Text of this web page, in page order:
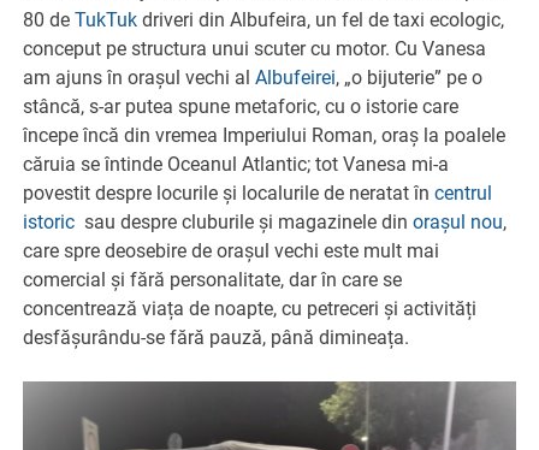
80 deTukTuk driveri din Albufeira, un fel de taxi ecologic,
conceput pe structura unui scuter cu motor. Cu Vanesa
am ajuns în orașul vechi al Albufeirei, „o bijuterie” pe o
stâncă, s-ar putea spune metaforic, cu o istorie care
începe încă din vremea Imperiului Roman, oraș la poalele
căruia se întinde Oceanul Atlantic; tot Vanesa mi-a
povestit despre locurile și localurile de neratat încentrul
istoric sau despre cluburile și magazinele dinorașul nou,
care spre deosebire de orașul vechi este mult mai
comercial și fără personalitate, dar în care se
concentrează viața de noapte, cu petreceri și activități
desfășurându-se fără pauză, până dimineața.